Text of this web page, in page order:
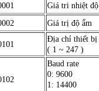
Giá tri nhiệt độ
Giá trị độ ẩm
Địa chỉ thiết bị
( 1 ~ 247 )
Baud rate
0: 9600
1: 14400